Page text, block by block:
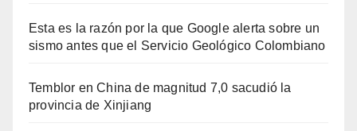
Esta es la razón por la que Google alerta sobre un
sismo antes que el Servicio Geológico Colombiano
Temblor en China de magnitud 7,0 sacudió la
provincia de Xinjiang